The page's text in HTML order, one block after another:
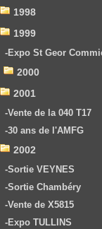
1998
1999
-Expo St Geor
2000
2001
-Vente de la 040 T17
-30 ans de l'AMFG
2002
-Sortie VEYNES
-Sortie Chambéry
-Vente de X5815
-Expo TULLINS